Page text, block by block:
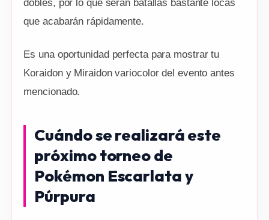
dobles, por lo que serán batallas bastante locas
que acabarán rápidamente.
Es una oportunidad perfecta para mostrar tu
Koraidon y Miraidon variocolor del evento antes
mencionado.
Cuándo se realizará este
próximo torneo de
Pokémon Escarlata y
Púrpura